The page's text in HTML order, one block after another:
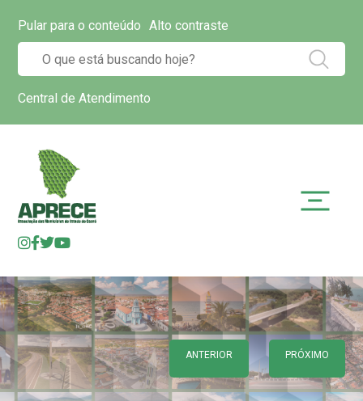
Pular para o conteúdo Alto contraste
Central de Atendimento
ANTERIOR PRÓXIMO